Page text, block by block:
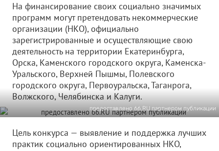
На финансирование своих социально значимых
программ могут претендовать некоммерческие
организации (НКО), официально
зарегистрированные и осуществляющие свою
деятельность на территории Екатеринбурга,
Орска, Каменского городского округа, Каменска-
Уральского, Верхней Пышмы, Полевского
городского округа, Первоуральска, Таганрога,
Волжского, Челябинска и Калуги.
предоставлено 66.RU партнером публикации
Цель конкурса — выявление и поддержка лучших
практик социально ориентированных НКО,